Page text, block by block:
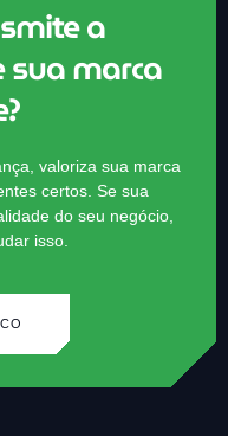
a
sua marca
valoriza sua marca
certos. Se sua
do seu negócio,
isso.